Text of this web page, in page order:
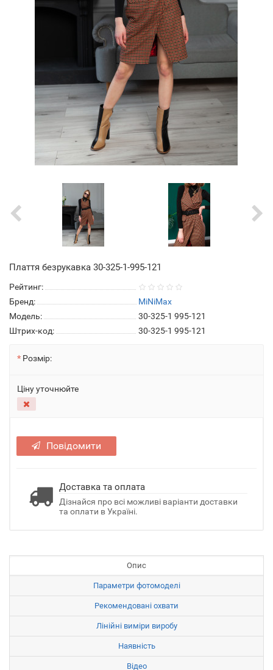
Плаття безрукавка 30-325-1-995-121
Рейтинг:
Бренд:
MiNiMax
Модель:
30-325-1 995-121
Штрих-код:
30-325-1 995-121
Розмір:
Ціну уточнюйте
Повідомити
Доставка та оплата
Дізнайся про всі можливі варіанти доставки
та оплати в Україні.
Опис
Параметри фотомоделі
Рекомендовані охвати
Лінійні виміри виробу
Наявність
Відео